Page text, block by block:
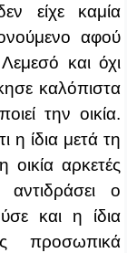
είχε καμία
αφού
και όχι
καλόπιστα
την οικία.
η ίδια μετά τη
οικία αρκετές
ο
και η ίδια
προσωπικά